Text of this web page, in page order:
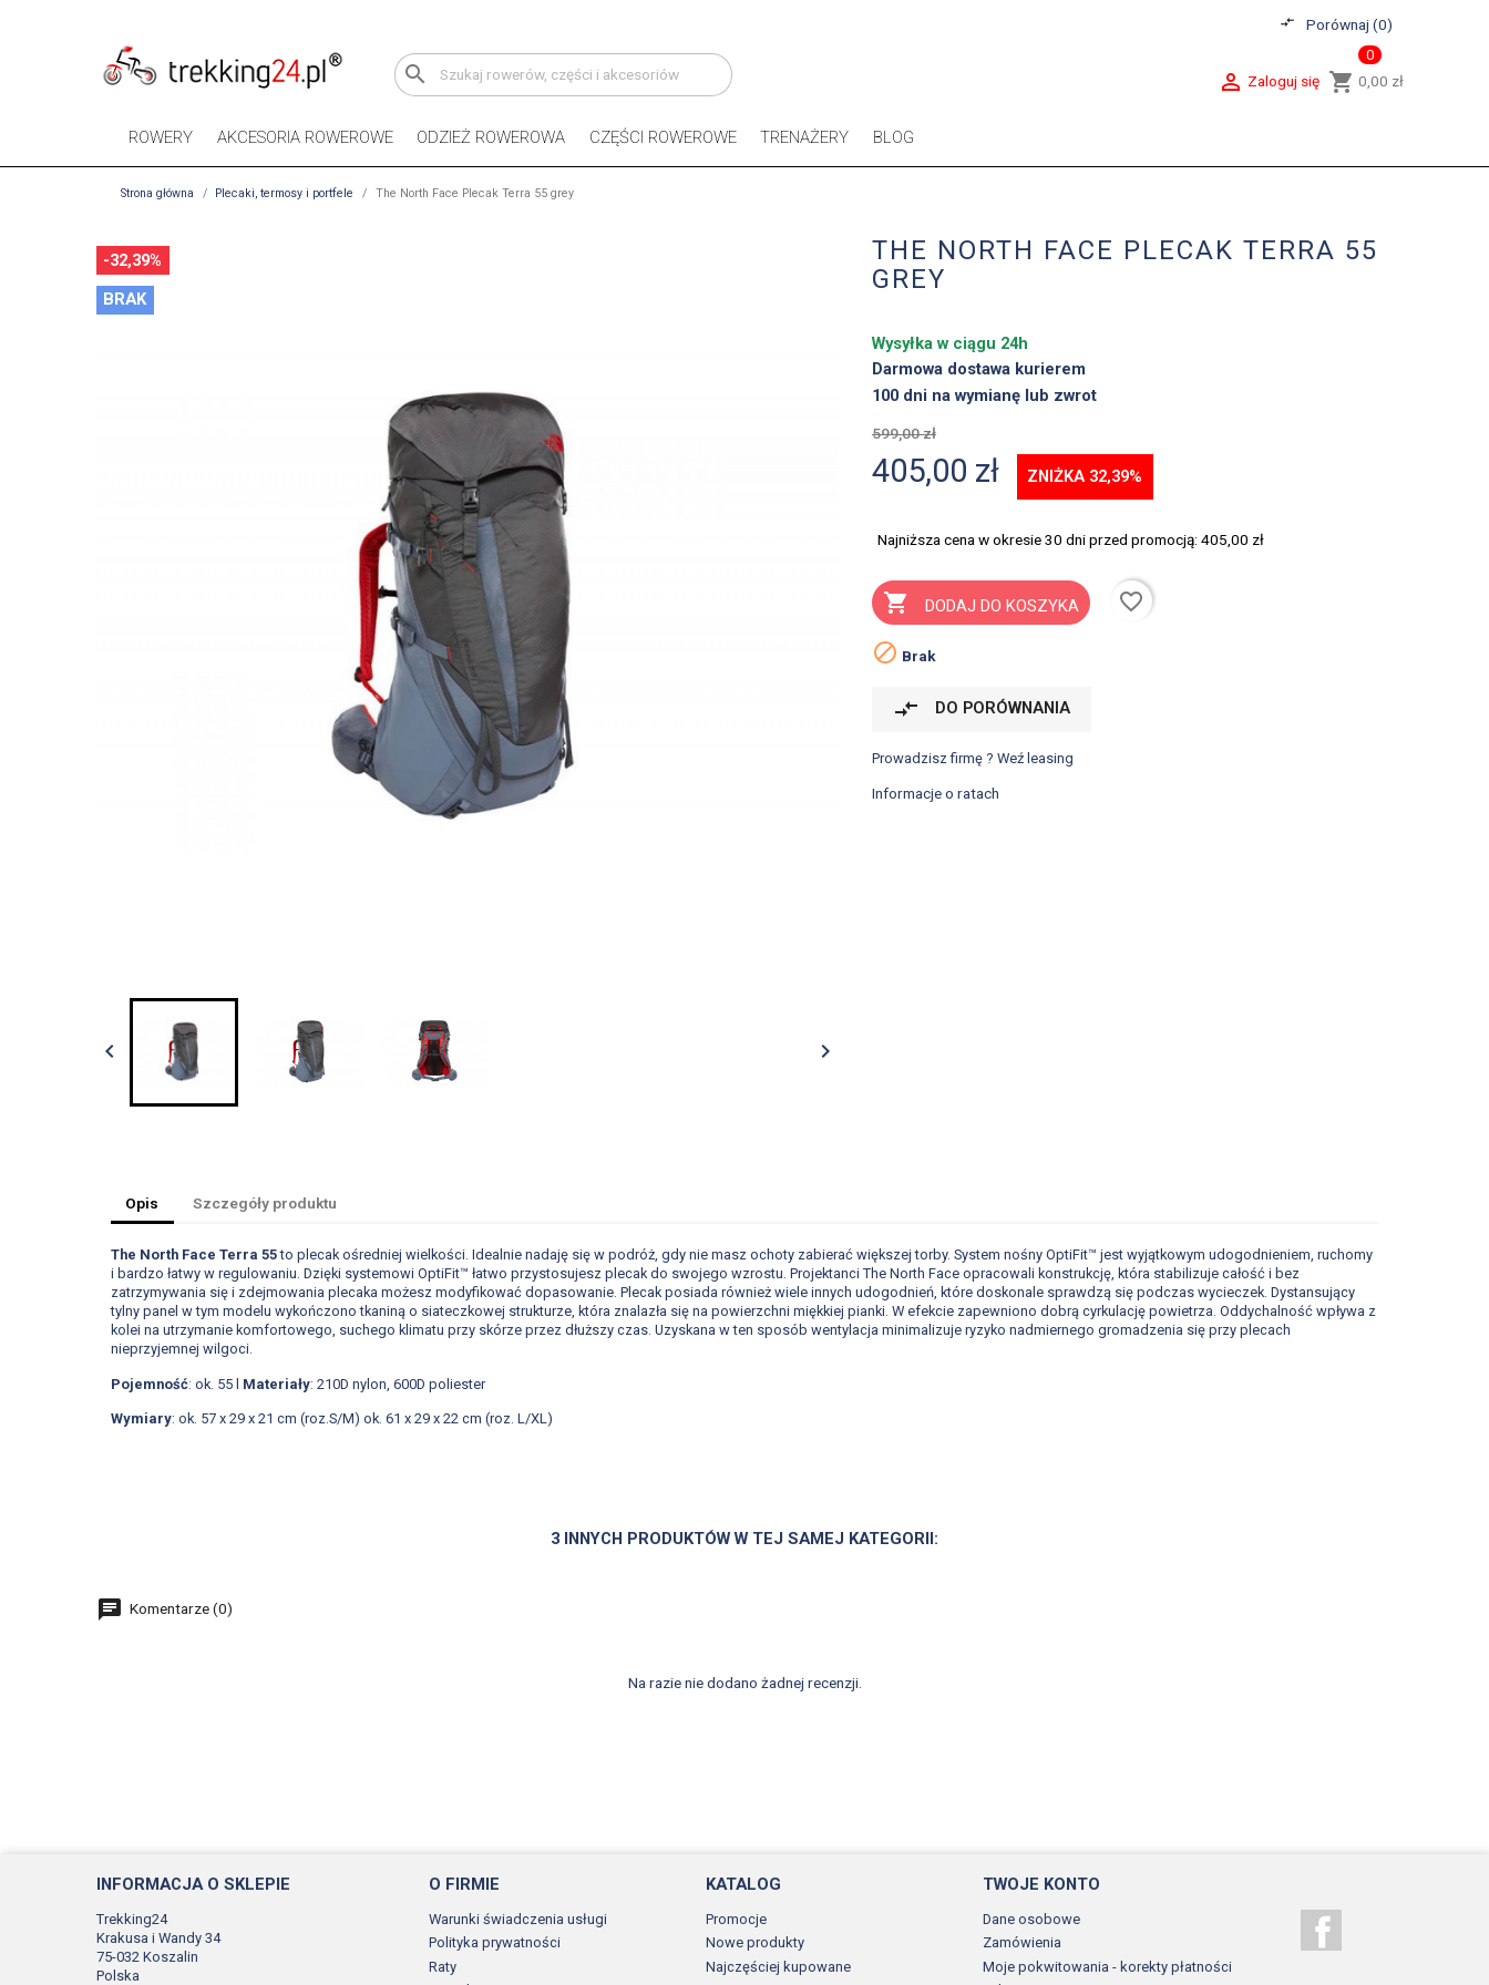
compare_arrows Porównaj (0)
search shopping_cart
0
0,00 zł
 Zaloguj się
ROWERY AKCESORIA ROWEROWE ODZIEŻ ROWEROWA CZĘŚCI ROWEROWE TRENAŻERY BLOG
Strona główna Plecaki, termosy i portfele The North Face Plecak Terra 55 grey
-32,39%
BRAK
 
THE NORTH FACE PLECAK TERRA 55
GREY
Wysyłka w ciągu 24h
Darmowa dostawa kurierem
100 dni na wymianę lub zwrot
599,00 zł
405,00 zł ZNIŻKA 32,39%
Najniższa cena w okresie 30 dni przed promocją: 405,00 zł
 DODAJ DO KOSZYKA
favorite_border
 Brak
compare_arrows DO PORÓWNANIA
Prowadzisz firmę ? Weź leasing
Informacje o ratach
Opis Szczegóły produktu
The North Face Terra 55to plecak ośredniej wielkości. Idealnie nadaję się w podróż, gdy nie masz ochoty zabierać większej torby. System nośny OptiFit™ jest wyjątkowym udogodnieniem, ruchomy
i bardzo łatwy w regulowaniu. Dzięki systemowi OptiFit™ łatwo przystosujesz plecak do swojego wzrostu. Projektanci The North Face opracowali konstrukcję, która stabilizuje całość i bez
zatrzymywania się i zdejmowania plecaka możesz modyfikować dopasowanie. Plecak posiada również wiele innych udogodnień, które doskonale sprawdzą się podczas wycieczek. Dystansujący
tylny panel w tym modelu wykończono tkaniną o siateczkowej strukturze, która znalazła się na powierzchni miękkiej pianki. W efekcie zapewniono dobrą cyrkulację powietrza. Oddychalność wpływa z
kolei na utrzymanie komfortowego, suchego klimatu przy skórze przez dłuższy czas. Uzyskana w ten sposób wentylacja minimalizuje ryzyko nadmiernego gromadzenia się przy plecach
nieprzyjemnej wilgoci.
Pojemność: ok. 55 l Materiały: 210D nylon, 600D poliester
Wymiary: ok. 57 x 29 x 21 cm (roz.S/M) ok. 61 x 29 x 22 cm (roz. L/XL)
3 INNYCH PRODUKTÓW W TEJ SAMEJ KATEGORII:
Komentarze (0)
Na razie nie dodano żadnej recenzji.
INFORMACJA O SKLEPIE
Trekking24
Krakusa i Wandy 34
75-032 Koszalin
Polska
O FIRMIE
Warunki świadczenia usługi
Polityka prywatności
Raty
KATALOG
Promocje
Nowe produkty
Najczęściej kupowane
TWOJE KONTO
Dane osobowe
Zamówienia
Moje pokwitowania - korekty płatności